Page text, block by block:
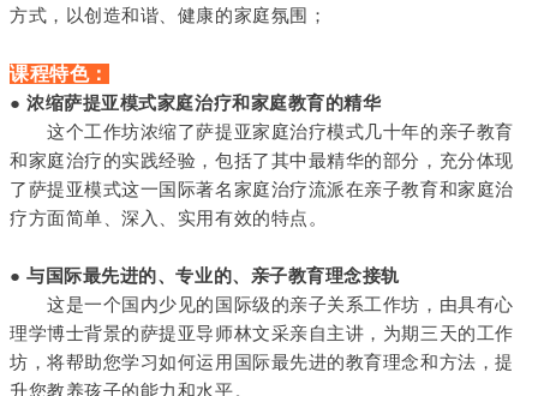
方式，以创造和谐、健康的家庭氛围；
课程特色：
● 浓缩萨提亚模式家庭治疗和家庭教育的精华
这个工作坊浓缩了萨提亚家庭治疗模式几十年的亲子教育
和家庭治疗的实践经验，包括了其中最精华的部分，充分体现
了萨提亚模式这一国际著名家庭治疗流派在亲子教育和家庭治
疗方面简单、深入、实用有效的特点。
● 与国际最先进的、专业的、亲子教育理念接轨
这是一个国内少见的国际级的亲子关系工作坊，由具有心
理学博士背景的萨提亚导师林文采亲自主讲，为期三天的工作
坊，将帮助您学习如何运用国际最先进的教育理念和方法，提
升您教养孩子的能力和水平。